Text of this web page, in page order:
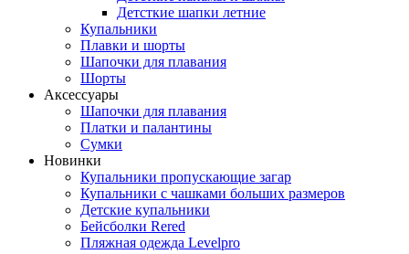
Детсткие шапки летние
Купальники
Плавки и шорты
Шапочки для плавания
Шорты
Аксессуары
Шапочки для плавания
Платки и палантины
Сумки
Новинки
Купальники пропускающие загар
Купальники с чашками больших размеров
Детские купальники
Бейсболки Rered
Пляжная одежда Levelpro